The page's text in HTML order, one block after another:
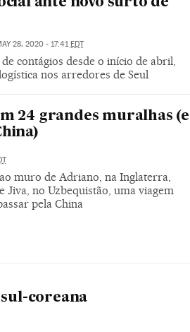
ante novo surto de
28, 2020 - 17:41 EDT
contágios desde o início de abril,
nos arredores de Seul
24 grandes muralhas (e
muro de Adriano, na Inglaterra,
Jiva, no Uzbequistão, uma viagem
pela China
coreana